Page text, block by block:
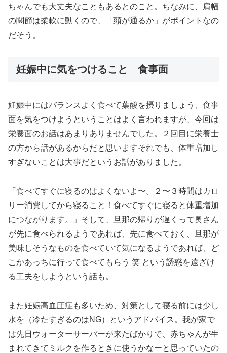
ちゃんでも大丈夫なこともあるとのこと。ちなみに、肩幅
の関節は柔軟に動くので、「頭が通るか」がポイントなの
だそう。
妊娠中に気をつけること 食事面
妊娠中にはバランスよく食べて葉酸を摂りましょう、食事
面を気をつけようということはよく言われますが、今回は
栄養面のお話はあまりありませんでした。２回目に栄養士
の方から話があるからだと思いますそれでも、体重増加し
すぎないことは大事だというお話がありました。
「食べてすぐに寝るのはよくないよ〜。２〜３時間はカロ
リー消費してから寝ること！食べてすぐに寝ると体重増加
につながります。」そして、旦那の帰りが遅くって奥さん
が先に食べられるようであれば、先に食べておく、旦那が
美味しそうなものを食べていて気になるようであれば、ど
こかあっちに行って食べてもらう 笑 という誘惑を遠ざけ
る工夫をしようという話も。
また妊娠高血圧症も多いため、対策として寝る前には少し
水を（冷たすぎるのはNG）というアドバイス。我が家で
は先日ウォーターサーバーが来たばかりで、赤ちゃんが生
まれてきてミルクを作るときに使うかなーと思っていたの